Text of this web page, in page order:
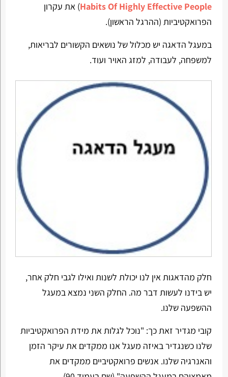
Habits Of Highly Effective People) את עקרון
הפרואקטיביות (ההרגל הראשון).
במעגל הדאגה יש מכלול של נושאים הקשורים לבריאות,
למשפחה, לעבודה, למזג האויר ועוד.
חלק מהדאגות אין לנו יכולת לשנות ואילו לגבי חלק אחר,
יש בידנו לעשות דבר מה. החלק השני נמצא במעגל
ההשפעה שלנו.
קובי מגדיר זאת כך: "נוכל לגלות את מידת הפרואקטיביות
שלנו כשנגדיר באיזה מעגל אנו ממקדים את עיקר הזמן
והאנרגיה שלנו. אנשים פרואקטיביים ממקדים את